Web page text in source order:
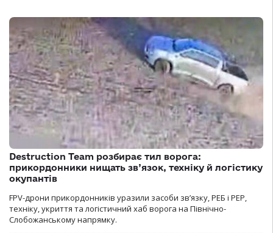
Destruction Team розбирає тил ворога:
прикордонники нищать зв’язок, техніку й логістику
окупантів
FPV-дрони прикордонників уразили засоби зв’язку, РЕБ і РЕР,
техніку, укриття та логістичний хаб ворога на Північно-
Слобожанському напрямку.